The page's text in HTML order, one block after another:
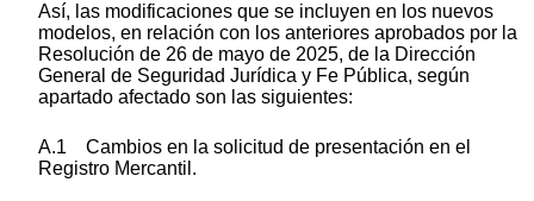
Así, las modificaciones que se incluyen en los nuevos
modelos, en relación con los anteriores aprobados por la
Resolución de 26 de mayo de 2025, de la Dirección
General de Seguridad Jurídica y Fe Pública, según
apartado afectado son las siguientes:
A.1 Cambios en la solicitud de presentación en el
Registro Mercantil.